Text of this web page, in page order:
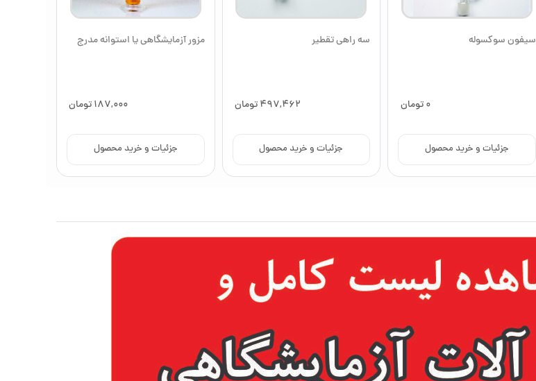
سیفون سوکسوله
0 تومان
جزئیات و خرید محصول
سه راهی تقطیر
497,462تومان
جزئیات و خرید محصول
مزور آزمایشگاهی یا استوانه مدرج
187,000تومان
جزئیات و خرید محصول